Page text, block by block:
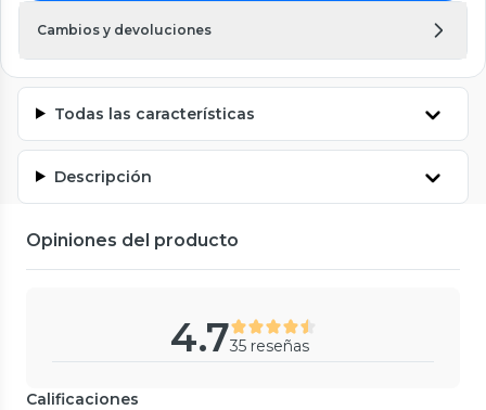
Cambios y devoluciones
Todas las características
Descripción
Opiniones del producto
4.735 reseñas
Calificaciones